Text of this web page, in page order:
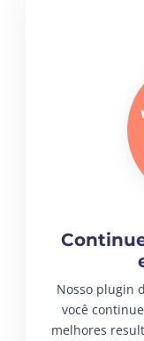
Nosso plugin
você
melhores